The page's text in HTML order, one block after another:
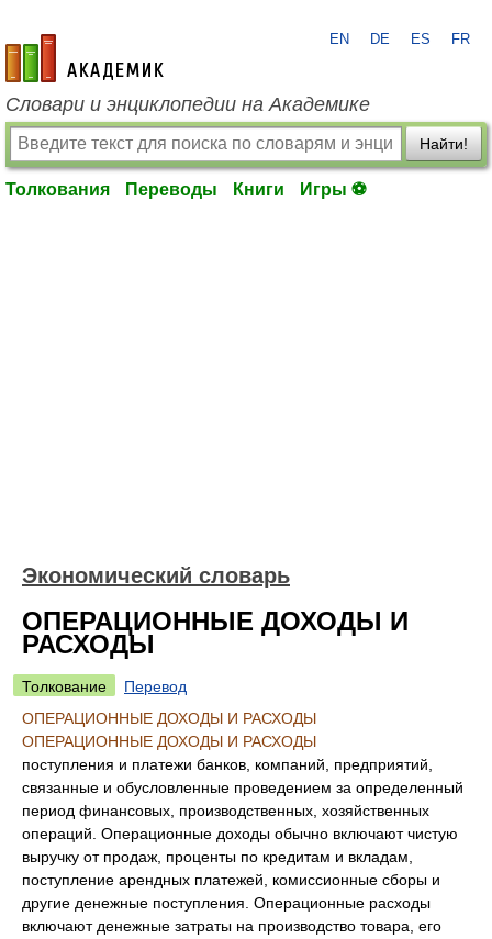
academic.ru
EN DE ES FR
Словари и энциклопедии на Академике
Найти!
Толкования Переводы Книги Игры ⚽
Экономический словарь
ОПЕРАЦИОННЫЕ ДОХОДЫ И
РАСХОДЫ
Толкование
Перевод
ОПЕРАЦИОННЫЕ ДОХОДЫ И РАСХОДЫ
ОПЕРАЦИОННЫЕ ДОХОДЫ И РАСХОДЫ
поступления и платежи банков, компаний, предприятий,
связанные и обусловленные проведением за определенный
период финансовых, производственных, хозяйственных
операций. Операционные доходы обычно включают чистую
выручку от продаж, проценты по кредитам и вкладам,
поступление арендных платежей, комиссионные сборы и
другие денежные поступления. Операционные расходы
включают денежные затраты на производство товара, его